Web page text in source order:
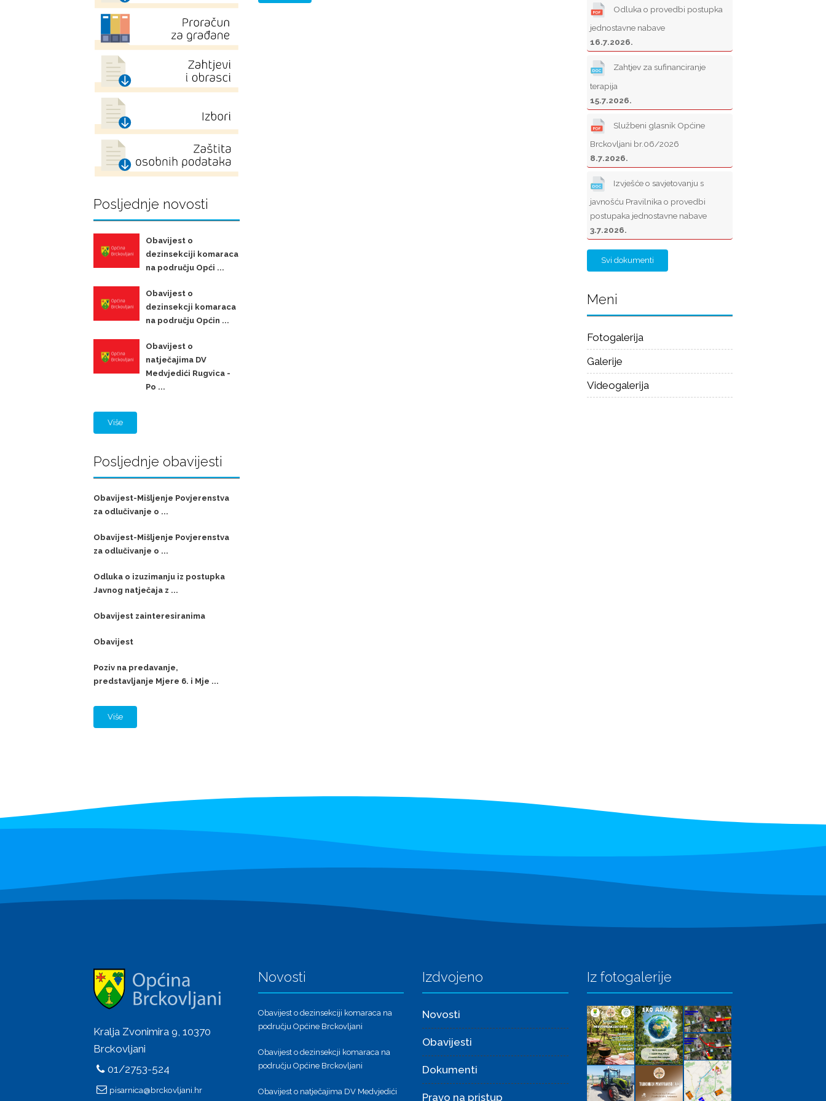
Posljednje novosti
Obavijest o
dezinsekciji komaraca
na području Opći ...
Obavijest o
dezinsekcji komaraca
na području Općin ...
Obavijest o
natječajima DV
Medvjedići Rugvica -
Po ...
Više
Posljednje obavijesti
Obavijest-Mišljenje Povjerenstva
za odlučivanje o ...
Obavijest-Mišljenje Povjerenstva
za odlučivanje o ...
Odluka o izuzimanju iz postupka
Javnog natječaja z ...
Obavijest zainteresiranima
Obavijest
Poziv na predavanje,
predstavljanje Mjere 6. i Mje ...
Više
Odluka o provedbi postupka
jednostavne nabave
16.7.2026.
Zahtjev za sufinanciranje
terapija
15.7.2026.
Službeni glasnik Općine
Brckovljani br.06/2026
8.7.2026.
Izvješće o savjetovanju s
javnošću Pravilnika o provedbi
postupaka jednostavne nabave
3.7.2026.
Svi dokumenti
Meni
Fotogalerija
Galerije
Videogalerija
Kralja Zvonimira 9, 10370
Brckovljani
01/2753-524
pisarnica@brckovljani.hr
Novosti
Obavijest o dezinsekciji komaraca na
području Općine Brckovljani
Obavijest o dezinsekcji komaraca na
području Općine Brckovljani
Obavijest o natječajima DV Medvjedići
Izdvojeno
Novosti
Obavijesti
Dokumenti
Pravo na pristup
Iz fotogalerije